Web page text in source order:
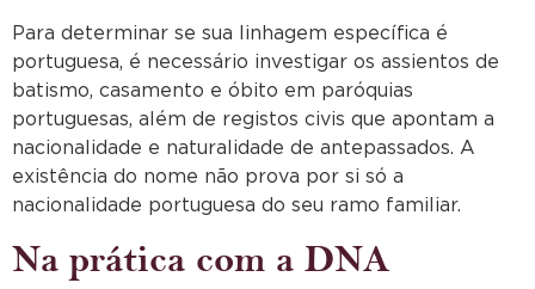
Para determinar se sua linhagem específica é
portuguesa, é necessário investigar os assientos de
batismo, casamento e óbito em paróquias
portuguesas, além de registos civis que apontam a
nacionalidade e naturalidade de antepassados. A
existência do nome não prova por si só a
nacionalidade portuguesa do seu ramo familiar.
Na prática com a DNA